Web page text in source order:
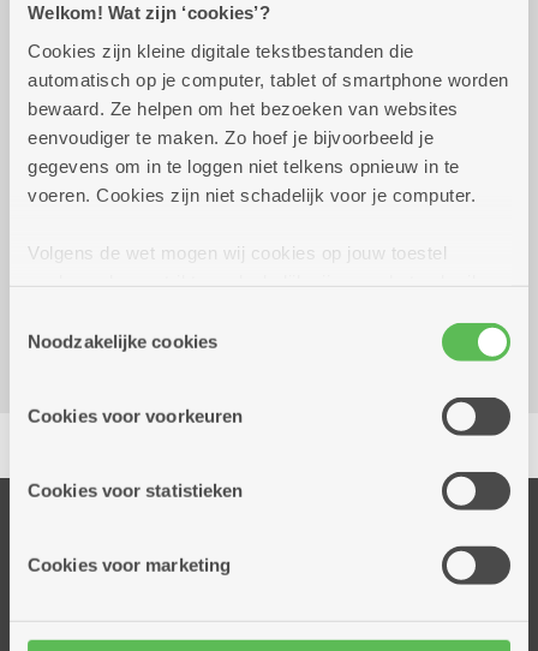
Welkom! Wat zijn ‘cookies’?
Cookies zijn kleine digitale tekstbestanden die
automatisch op je computer, tablet of smartphone worden
bewaard. Ze helpen om het bezoeken van websites
eenvoudiger te maken. Zo hoef je bijvoorbeeld je
gegevens om in te loggen niet telkens opnieuw in te
voeren. Cookies zijn niet schadelijk voor je computer.
Volgens de wet mogen wij cookies op jouw toestel
cookies hebben we jouw toestemming nodig. Sommige
cookies worden geplaatst door derde partijen die een
informatie over jouw (geanonimiseerd) gebruik van onze
partners kunnen deze gegevens combineren met andere
Noodzakelijke cookies
Cookies voor voorkeuren
Cookies voor statistieken
Cookies voor marketing
Praktisch
Wekelijks op donderdag tot 1
december 2030
09.00 uur tot
11.30 uur
Dienstencentrum De Boskes
2020 Antwerpen
Delen
Thuisdiensten
Assistentiewoningen